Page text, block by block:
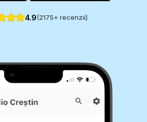
4.9(2175+ recenzii)